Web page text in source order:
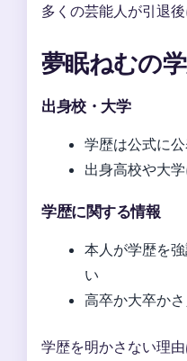
多くの芸能人が引退
夢眠ねむの
出身校・大学
学歴は公式に
出身高校や大
学歴に関する情報
本人が学歴を
い
高卒か大卒か
学歴を明かさない理